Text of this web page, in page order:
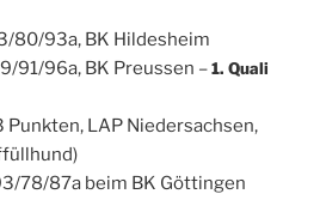
80/93a, BK Hildesheim
91/96a, BK Preussen –1. Quali
Punkten, LAP Niedersachsen,
78/87a beim BK Göttingen